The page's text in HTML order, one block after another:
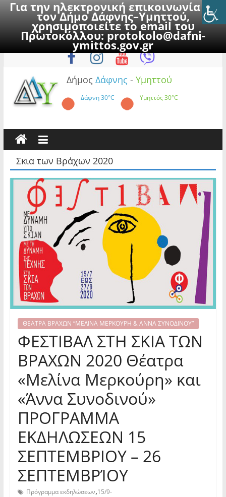
Για την ηλεκτρονική επικοινωνία με
τον Δήμο Δάφνης–Υμηττού,
χρησιμοποιείτε το email του
Πρωτοκόλλου:protokolo@dafni-
ymittos.gov.gr
to
Κυριακή, 9 Αυγούστου 2026
Δήμος Δάφνης - Υμηττού
Δάφνη30°C Υμηττός30°C
Σκια των Βράχων 2020
ΘΕΑΤΡΑ ΒΡΑΧΩΝ “ΜΕΛΙΝΑ ΜΕΡΚΟΥΡΗ & ΑΝΝΑ ΣΥΝΟΔΙΝΟΥ”
ΦΕΣΤΙΒΑΛ ΣΤΗ ΣΚΙΑ ΤΩΝ
ΒΡΑΧΩΝ 2020 Θέατρα
«Μελίνα Μερκούρη» και
«Άννα Συνοδινού»
ΠΡΟΓΡΑΜΜΑ
ΕΚΔΗΛΩΣΕΩΝ 15
ΣΕΠΤΕΜΒΡΙΟΥ – 26
ΣΕΠΤΕΜΒΡΊΟΥ
Πρόγραμμα εκδηλώσεων,15/9-